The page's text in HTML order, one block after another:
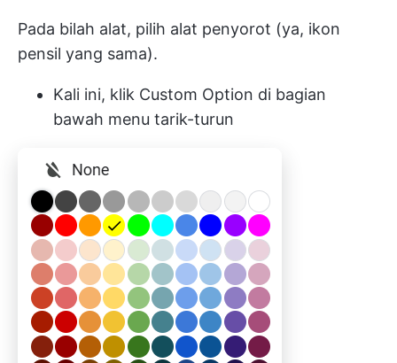
Pada bilah alat, pilih alat penyorot (ya, ikon
pensil yang sama).
Kali ini, klik Custom Option di bagian
bawah menu tarik-turun